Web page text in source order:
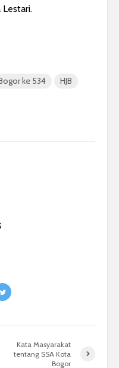
Lestari.
ke 534
HJB
Kata Masyarakat
tentang SSA Kota
Bogor